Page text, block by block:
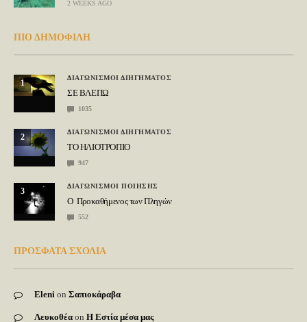
2 WEEKS AGO
ΠΙΟ ΔΗΜΟΦΙΛΗ
1
ΔΙΑΓΩΝΙΣΜΟΙ ΔΙΗΓΗΜΑΤΟΣ
ΣΕ ΒΛΕΠΩ
1035
2
ΔΙΑΓΩΝΙΣΜΟΙ ΔΙΗΓΗΜΑΤΟΣ
ΤΟ ΗΛΙΟΤΡΟΠΙΟ
947
3
ΔΙΑΓΩΝΙΣΜΟΙ ΠΟΙΗΣΗΣ
Ο Προκαθήμενος των Πληγών
552
ΠΡΟΣΦΑΤΑ ΣΧΟΛΙΑ
Eleni on Σαπιοκάραβα
Λευκοθέα on Η Εστία μέσα μας